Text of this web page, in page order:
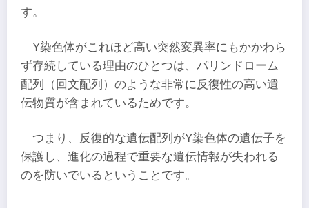
す。
Y染色体がこれほど高い突然変異率にもかかわら
ず存続している理由のひとつは、パリンドローム
配列（回文配列）のような非常に反復性の高い遺
伝物質が含まれているためです。
つまり、反復的な遺伝配列がY染色体の遺伝子を
保護し、進化の過程で重要な遺伝情報が失われる
のを防いでいるということです。